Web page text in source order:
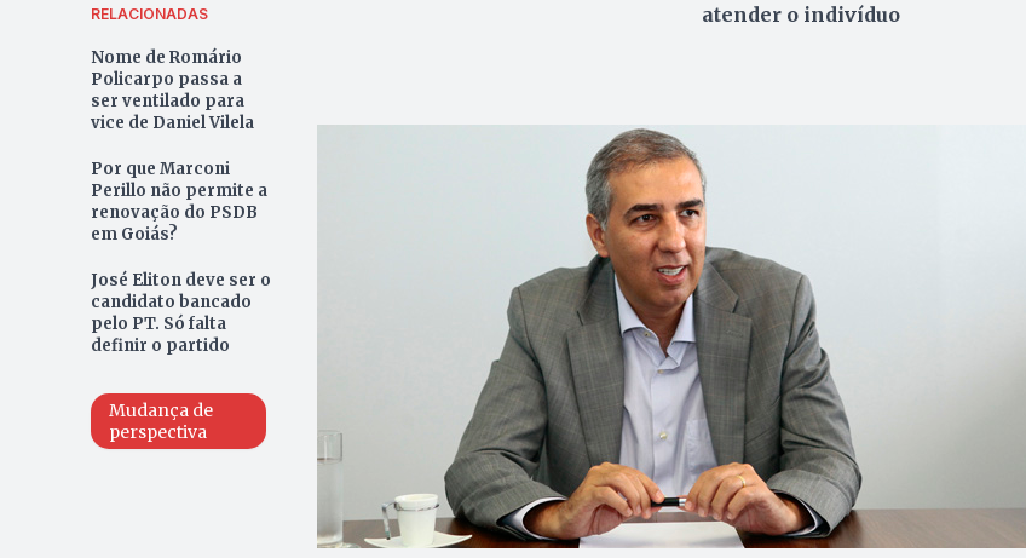
RELACIONADAS
Nome de Romário
Policarpo passa a
ser ventilado para
vice de Daniel Vilela
Por que Marconi
Perillo não permite a
renovação do PSDB
em Goiás?
José Eliton deve ser o
candidato bancado
pelo PT. Só falta
definir o partido
Mudança de
perspectiva
atender o indivíduo